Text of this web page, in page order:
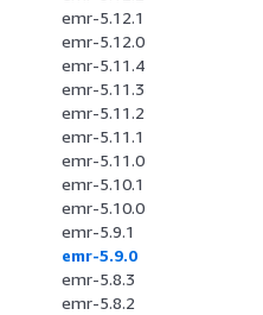
emr-5.12.1
emr-5.12.0
emr-5.11.4
emr-5.11.3
emr-5.11.2
emr-5.11.1
emr-5.11.0
emr-5.10.1
emr-5.10.0
emr-5.9.1
emr-5.9.0
emr-5.8.3
emr-5.8.2